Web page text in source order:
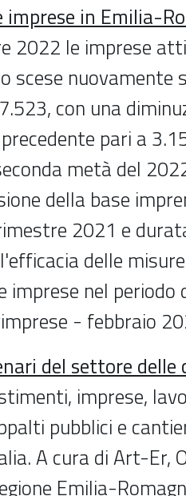
imprese in Emilia-
2022 le imprese
scese
con una
pari a
metà del
della base
2021 e
delle
imprese nel periodo
- febbraio
del settore
imprese,
pubblici e
A cura di Art-Er,
Emilia-